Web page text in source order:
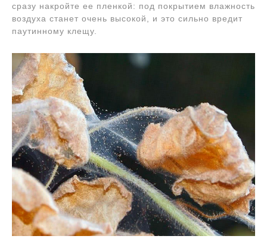
сразу накройте ее пленкой: под покрытием влажность
воздуха станет очень высокой, и это сильно вредит
паутинному клещу.